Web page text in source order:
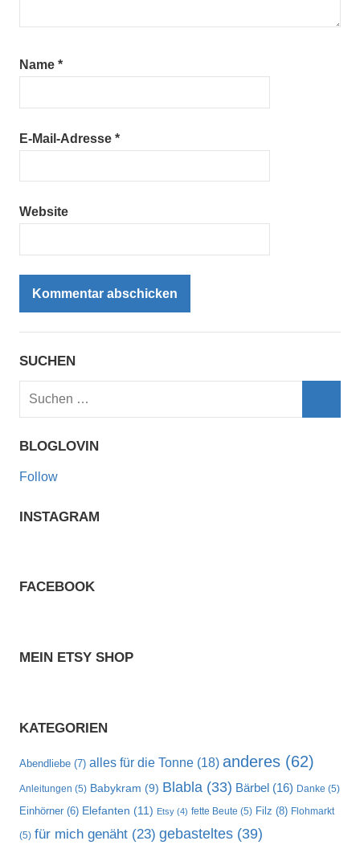
Name *
E-Mail-Adresse *
Website
SUCHEN
Suchen
BLOGLOVIN
Follow
INSTAGRAM
FACEBOOK
MEIN ETSY SHOP
KATEGORIEN
Abendliebe (7) alles für die Tonne (18) anderes (62)
Anleitungen (5) Babykram (9) Blabla (33) Bärbel (16) Danke (5)
Einhörner (6) Elefanten (11) Etsy (4) fette Beute (5) Filz (8) Flohmarkt
(5) für mich genäht (23) gebasteltes (39)